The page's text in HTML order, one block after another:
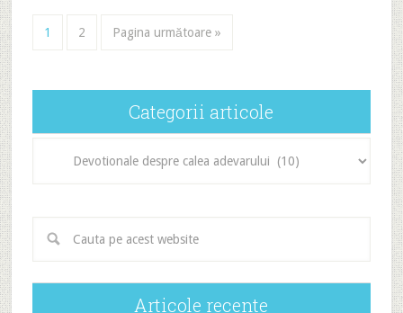
1 2 Pagina următoare »
Categorii articole
articole
Articole recente